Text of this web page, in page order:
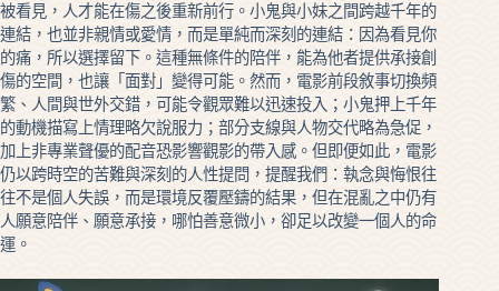
被看見，人才能在傷之後重新前行。小鬼與小妹之間跨越千年的
連結，也並非親情或愛情，而是單純而深刻的連結：因為看見你
的痛，所以選擇留下。這種無條件的陪伴，能為他者提供承接創
傷的空間，也讓「面對」變得可能。然而，電影前段敘事切換頻
繁、人間與世外交錯，可能令觀眾難以迅速投入；小鬼押上千年
的動機描寫上情理略欠說服力；部分支線與人物交代略為急促，
加上非專業聲優的配音恐影響觀影的帶入感。但即便如此，電影
仍以跨時空的苦難與深刻的人性提問，提醒我們：執念與悔恨往
往不是個人失誤，而是環境反覆壓鑄的結果，但在混亂之中仍有
人願意陪伴、願意承接，哪怕善意微小，卻足以改變一個人的命
運。